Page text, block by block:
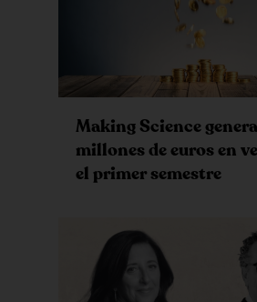
Making Science
millones de euros en
el primer semestre